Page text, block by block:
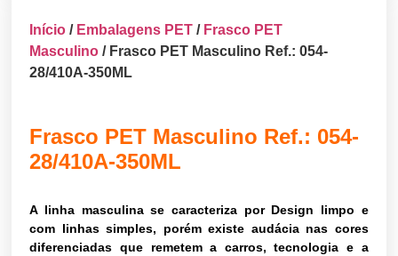
Início / Embalagens PET / Frasco PET
Masculino / Frasco PET Masculino Ref.: 054-
28/410A-350ML
Frasco PET Masculino Ref.: 054-
28/410A-350ML
A linha masculina se caracteriza por Design limpo e
com linhas simples, porém existe audácia nas cores
diferenciadas que remetem a carros, tecnologia e a